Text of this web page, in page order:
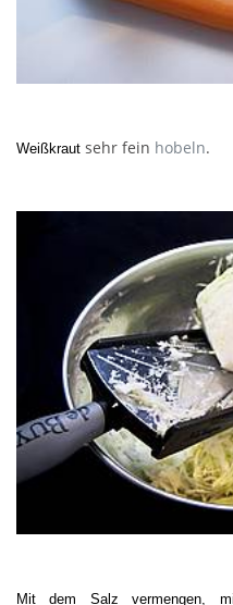
Weißkraut sehr fein hobeln.
Mit dem Salz vermengen,